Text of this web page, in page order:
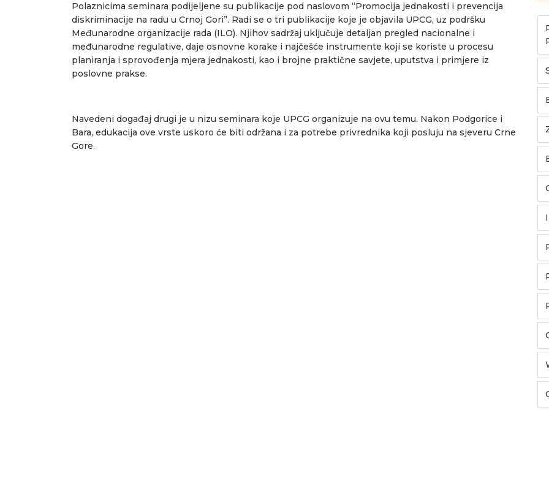
Polaznicima seminara podijeljene su publikacije pod naslovom “Promocija jednakosti i prevencija
diskriminacije na radu u Crnoj Gori”. Radi se o tri publikacije koje je objavila UPCG, uz podršku
Međunarodne organizacije rada (ILO). Njihov sadržaj uključuje detaljan pregled nacionalne i
međunarodne regulative, daje osnovne korake i najčešće instrumente koji se koriste u procesu
planiranja i sprovođenja mjera jednakosti, kao i brojne praktične savjete, uputstva i primjere iz
poslovne prakse.
Navedeni događaj drugi je u nizu seminara koje UPCG organizuje na ovu temu. Nakon Podgorice i
Bara, edukacija ove vrste uskoro će biti održana i za potrebe privrednika koji posluju na sjeveru Crne
Gore.